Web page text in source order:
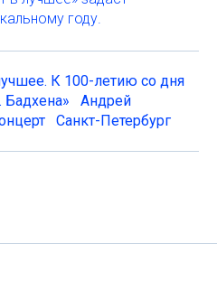
году.
К 100-летию со дня
Андрей
Санкт-Петербург